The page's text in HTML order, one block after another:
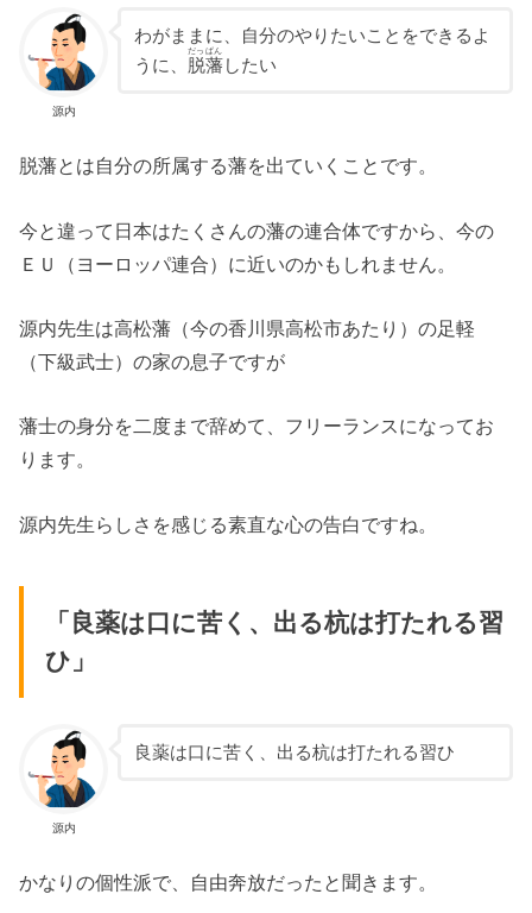
源内
わがままに、自分のやりたいことをできるよ
うに、
脱藩
だっぱん
したい
脱藩とは自分の所属する藩を出ていくことです。
今と違って日本はたくさんの藩の連合体ですから、今の
ＥＵ（ヨーロッパ連合）に近いのかもしれません。
源内先生は高松藩（今の香川県高松市あたり）の足軽
（下級武士）の家の息子ですが
藩士の身分を二度まで辞めて、フリーランスになってお
ります。
源内先生らしさを感じる素直な心の告白ですね。
「良薬は口に苦く、出る杭は打たれる習
ひ」
源内
良薬は口に苦く、出る杭は打たれる習ひ
かなりの個性派で、自由奔放だったと聞きます。